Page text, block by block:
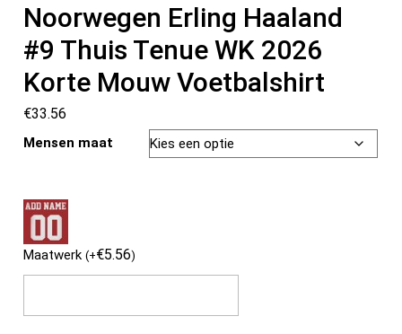
Noorwegen Erling Haaland
#9 Thuis Tenue WK 2026
Korte Mouw Voetbalshirt
€33.56
Mensen maat
Maatwerk(+€5.56)